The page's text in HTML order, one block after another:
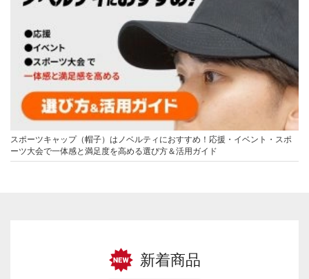
スポーツキャップ（帽子）はノベルティにおすすめ！応援・イベント・スポ
ーツ大会で一体感と満足度を高める選び方＆活用ガイド
新着商品